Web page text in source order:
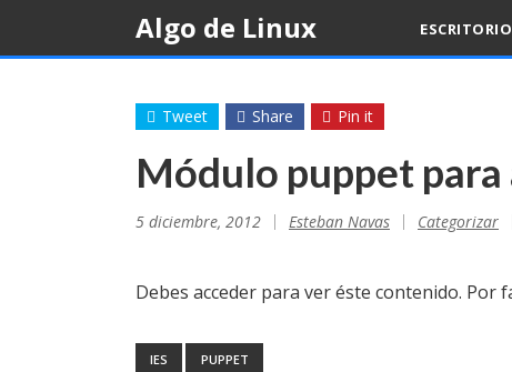
content
Algo de Linux ESCRITORIO
Tweet Share Pin it
Módulo puppet
5 diciembre, 2012 Esteban Navas Categorizar
Debes acceder para ver éste contenido. Por
IES PUPPET